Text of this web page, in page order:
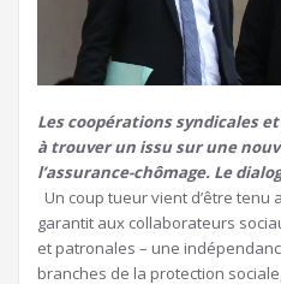
Les coopérations syndicales
à trouver un issu sur une
l’assurance-chômage. Le
Un coup tueur vient d’être tenu
garantit aux collaborateurs
et patronales – une
branches de la protection